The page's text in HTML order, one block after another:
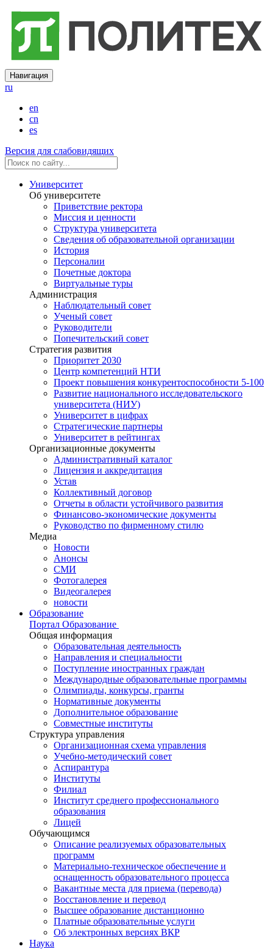
Навигация
ru
en
cn
es
Версия для слабовидящих
Университет
Об университете
Приветствие ректора
Миссия и ценности
Структура университета
Сведения об образовательной организации
История
Персоналии
Почетные доктора
Виртуальные туры
Администрация
Наблюдательный совет
Ученый совет
Руководители
Попечительский совет
Стратегия развития
Приоритет 2030
Центр компетенций НТИ
Проект повышения конкурентоспособности 5-100
Развитие национального исследовательского
университета (НИУ)
Университет в цифрах
Стратегические партнеры
Университет в рейтингах
Организационные документы
Административный каталог
Лицензия и аккредитация
Устав
Коллективный договор
Отчеты в области устойчивого развития
Финансово-экономические документы
Руководство по фирменному стилю
Медиа
Новости
Анонсы
СМИ
Фотогалерея
Видеогалерея
новости
Образование
Портал Образование
Общая информация
Образовательная деятельность
Направления и специальности
Поступление иностранных граждан
Международные образовательные программы
Олимпиады, конкурсы, гранты
Нормативные документы
Дополнительное образование
Совместные институты
Структура управления
Организационная схема управления
Учебно-методический совет
Аспирантура
Институты
Филиал
Институт среднего профессионального
образования
Лицей
Обучающимся
Описание реализуемых образовательных
программ
Материально-техническое обеспечение и
оснащенность образовательного процесса
Вакантные места для приема (перевода)
Восстановление и перевод
Высшее образование дистанционно
Платные образовательные услуги
Об электронных версиях ВКР
Наука